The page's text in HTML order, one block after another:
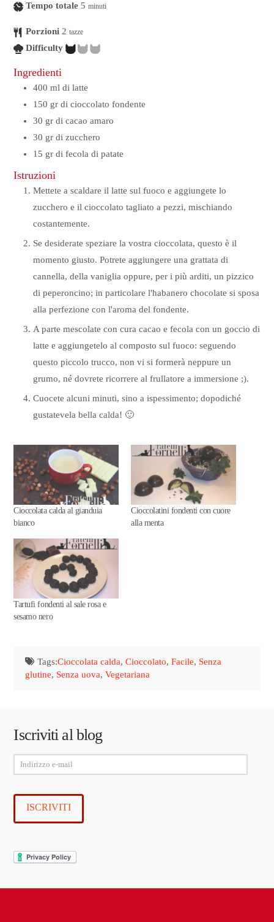
Tempo totale 5 minuti
Porzioni 2 tazze
Difficulty
Ingredienti
400 ml di latte
150 gr di cioccolato fondente
30 gr di cacao amaro
30 gr di zucchero
15 gr di fecola di patate
Istruzioni
Mettete a scaldare il latte sul fuoco e aggiungete lo
zucchero e il cioccolato tagliato a pezzi, mischiando
costantemente.
Se desiderate speziare la vostra cioccolata, questo è il
momento giusto. Potrete aggiungere una grattata di
cannella, della vaniglia oppure, per i più arditi, un pizzico
di peperoncino; in particolare l'habanero chocolate si sposa
alla perfezione con l'aroma del fondente.
A parte mescolate con cura cacao e fecola con un goccio di
latte e aggiungetelo al composto sul fuoco: seguendo
questo piccolo trucco, non vi si formerà neppure un
grumo, né dovrete ricorrere al frullatore a immersione ;).
Cuocete alcuni minuti, sino a ispessimento; dopodiché
gustatevela bella calda! 🙂
Cioccolata calda al gianduia
bianco
Cioccolatini fondenti con cuore
alla menta
Tartufi fondenti al sale rosa e
sesamo nero
Tags:Cioccolata calda, Cioccolato, Facile, Senza
glutine, Senza uova,Vegetariana
Iscriviti al blog
Indirizzo
e-
mail
ISCRIVITI